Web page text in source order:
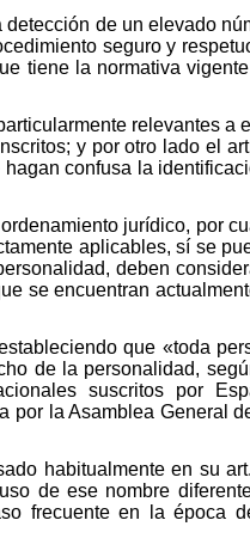
de un elevado
seguro y
tiene la normativa
relevantes a
y por otro lado el
confusa la
jurídico, por
aplicables, sí se
deben
se encuentran
que «toda
de la personalidad,
suscritos por
por la Asamblea General
habitualmente en su
de ese nombre
frecuente en la época